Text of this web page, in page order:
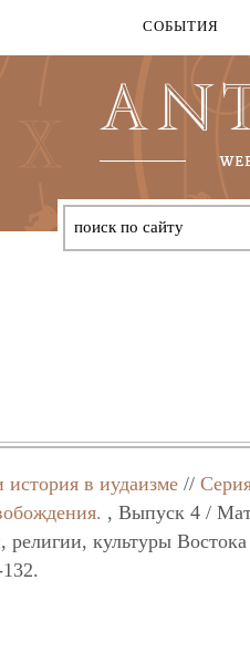
СОБЫТИЯ
история в иудаизме //
, Выпуск 4 /
культуры